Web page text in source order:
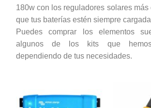
180w con los reguladores solares más
que tus baterías estén siempre
Puedes comprar los elementos
algunos de los kits que hemos
dependiendo de tus necesidades.